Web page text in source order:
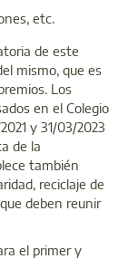
etc.
de este
mismo, que es
Los
en el Colegio
y 31/03/2023
de la
también
reciclaje de
deben reunir
el primer y